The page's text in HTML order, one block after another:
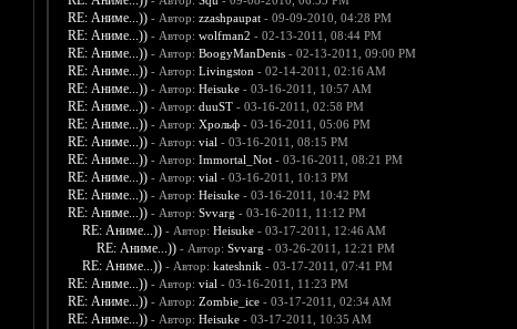
RE: Аниме...)) - Автор: zzashpaupat- 09-09-2010, 04:28 PM
RE: Аниме...)) - Автор: wolfman2 - 02-13-2011, 08:44 PM
RE: Аниме...)) - Автор: BoogyManDenis- 02-13-2011, 09:00 PM
RE: Аниме...)) - Автор: Livingston - 02-14-2011, 02:16 AM
RE: Аниме...)) - Автор: Heisuke- 03-16-2011, 10:57 AM
RE: Аниме...)) - Автор: duuST- 03-16-2011, 02:58 PM
RE: Аниме...)) - Автор: Хрольф- 03-16-2011, 05:06 PM
RE: Аниме...)) - Автор: vial - 03-16-2011, 08:15 PM
RE: Аниме...)) - Автор: Immortal_Not- 03-16-2011, 08:21 PM
RE: Аниме...)) - Автор: vial - 03-16-2011, 10:13 PM
RE: Аниме...)) - Автор: Heisuke- 03-16-2011, 10:42 PM
RE: Аниме...)) - Автор: Svvarg - 03-16-2011, 11:12 PM
RE: Аниме...)) - Автор: Heisuke- 03-17-2011, 12:46 AM
RE: Аниме...)) - Автор: Svvarg - 03-26-2011, 12:21 PM
RE: Аниме...)) - Автор: kateshnik - 03-17-2011, 07:41 PM
RE: Аниме...)) - Автор: vial - 03-16-2011, 11:23 PM
RE: Аниме...)) - Автор: Zombie_ice- 03-17-2011, 02:34 AM
RE: Аниме...)) - Автор: Heisuke- 03-17-2011, 10:35 AM